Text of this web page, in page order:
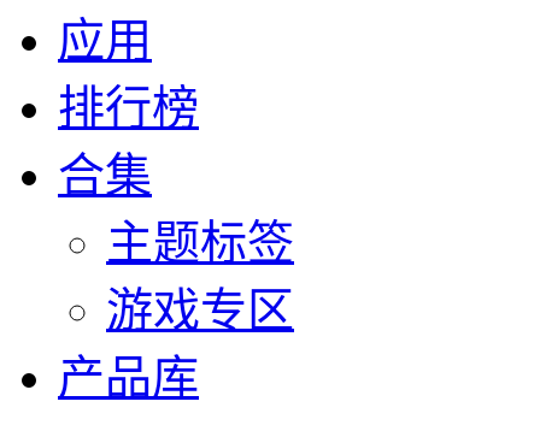
应用
排行榜
合集
主题标签
游戏专区
产品库